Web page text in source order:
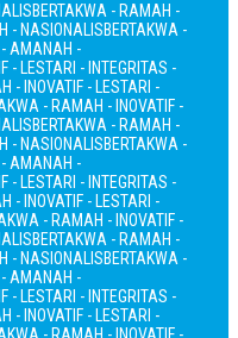
BERTAKWA - RAMAH -
- NASIONALISBERTAKWA -
- AMANAH -
- LESTARI - INTEGRITAS -
- INOVATIF - LESTARI -
- RAMAH - INOVATIF -
BERTAKWA - RAMAH -
- NASIONALISBERTAKWA -
- AMANAH -
- LESTARI - INTEGRITAS -
- INOVATIF - LESTARI -
- RAMAH - INOVATIF -
BERTAKWA - RAMAH -
- NASIONALISBERTAKWA -
- AMANAH -
- LESTARI - INTEGRITAS -
- INOVATIF - LESTARI -